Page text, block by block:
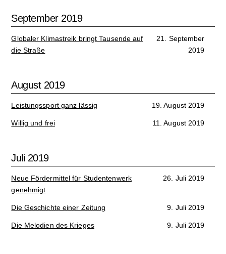
September 2019
Globaler Klimastreik bringt Tausende auf
die Straße
21. September
2019
August 2019
Leistungssport ganz lässig 19. August 2019
Willig und frei 11. August 2019
Juli 2019
Neue Fördermittel für Studentenwerk
genehmigt
26. Juli 2019
Die Geschichte einer Zeitung 9. Juli 2019
Die Melodien des Krieges 9. Juli 2019